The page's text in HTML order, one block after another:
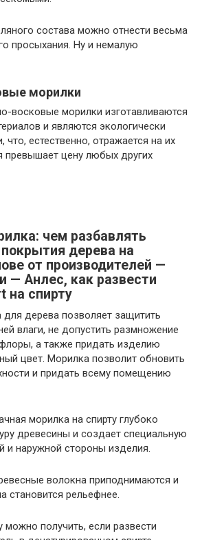
состава можно отнести весьма
просыхания. Ну и немалую
морилки
восковые морилки изготавливаются
и являются экологически
что, естественно, отражается на их
превышает цену любых других
чем разбавлять
дерева на
от производителей —
— Анлес, как развести
на спирту
для дерева позволяет защитить
влаги, не допустить размножение
а также придать изделию
цвет. Морилка позволит обновить
и придать всему помещению
морилка на спирту глубоко
древесины и создает специальную
и наружной стороны изделия.
волокна приподнимаются и
становится рельефнее.
получить, если развести